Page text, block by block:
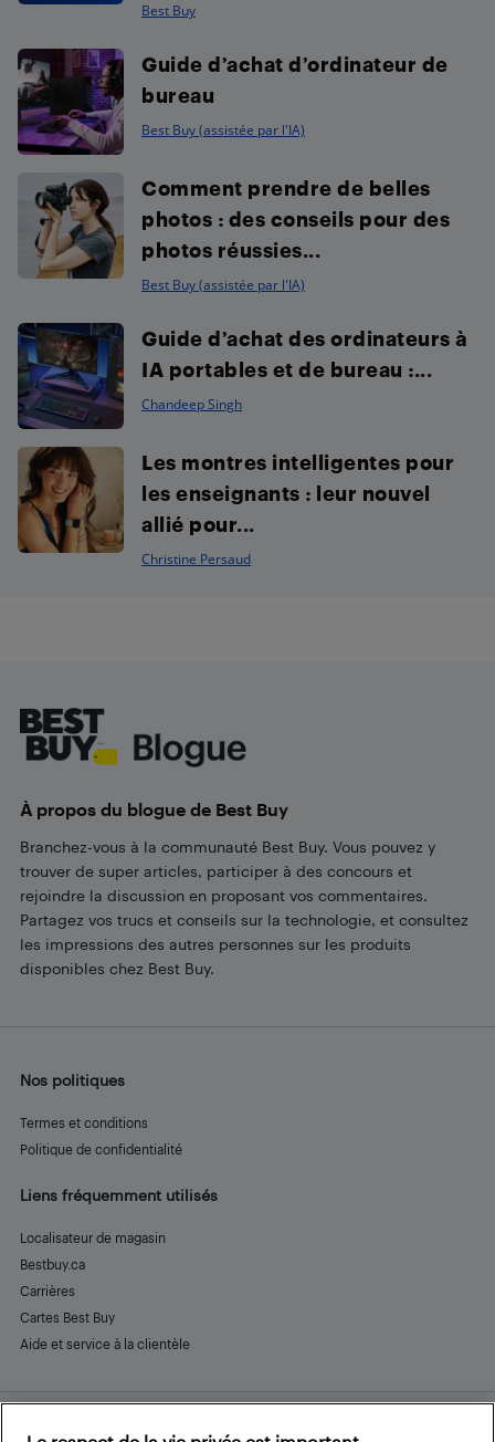
Best Buy
Guide d’achat d’ordinateur de
bureau
Best Buy (assistée par l'IA)
Comment prendre de belles
photos : des conseils pour des
photos réussies...
Best Buy (assistée par l'IA)
Guide d’achat des ordinateurs à
IA portables et de bureau :...
Chandeep Singh
Les montres intelligentes pour
les enseignants : leur nouvel
allié pour...
Christine Persaud
À propos du blogue de Best Buy
Branchez-vous à la communauté Best Buy. Vous pouvez y
trouver de super articles, participer à des concours et
rejoindre la discussion en proposant vos commentaires.
Partagez vos trucs et conseils sur la technologie, et consultez
les impressions des autres personnes sur les produits
disponibles chez Best Buy.
Nos politiques
Termes et conditions
Politique de confidentialité
Liens fréquemment utilisés
Localisateur de magasin
Bestbuy.ca
Carrières
Cartes Best Buy
Aide et service à la clientèle